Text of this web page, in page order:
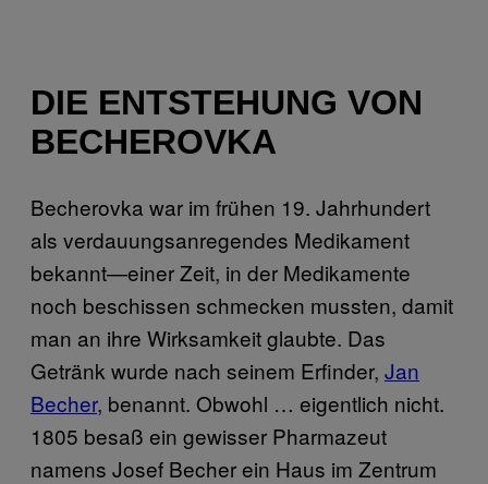
DIE ENTSTEHUNG VON
BECHEROVKA
Becherovka war im frühen 19. Jahrhundert
als verdauungsanregendes Medikament
bekannt—einer Zeit, in der Medikamente
noch beschissen schmecken mussten, damit
man an ihre Wirksamkeit glaubte. Das
Getränk wurde nach seinem Erfinder, Jan
Becher, benannt. Obwohl … eigentlich nicht.
1805 besaß ein gewisser Pharmazeut
namens Josef Becher ein Haus im Zentrum